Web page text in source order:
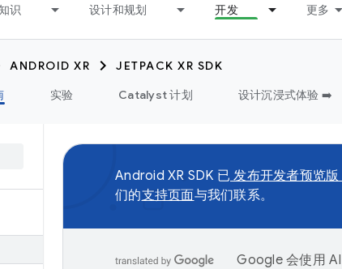
识 设计和规划 开发 更多
ANDROID XR
JETPACK XR SDK
实验 Catalyst 计划 设计沉浸式体验 ➡️
Android XR SDK 已 发布开发者预览版
们的支持页面与我们联系。
Google 会使用 AI